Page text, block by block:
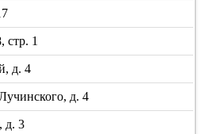
стр. 1
д. 4
д. 4
д. 3